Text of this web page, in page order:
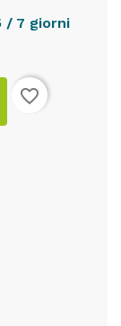
/ 7 giorni
favorite_border